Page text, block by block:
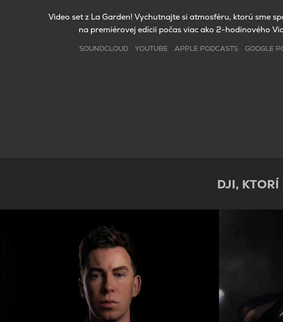
Video set z La Garden! Vychutnajte si atmosféru, ktorú sme
na premiérovej edícii počas viac ako 2-hodinového
SOUNDCLOUD YOUTUBE APPLE PODCASTS GOOGLE
DJI,